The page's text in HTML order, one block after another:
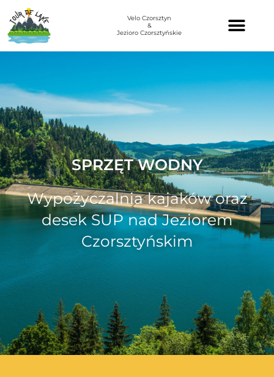
Velo Czorsztyn
&
Jezioro Czorsztyńskie
SPRZĘT WODNY
Wypożyczalnia kajaków oraz
desek SUP nad Jeziorem
Czorsztyńskim